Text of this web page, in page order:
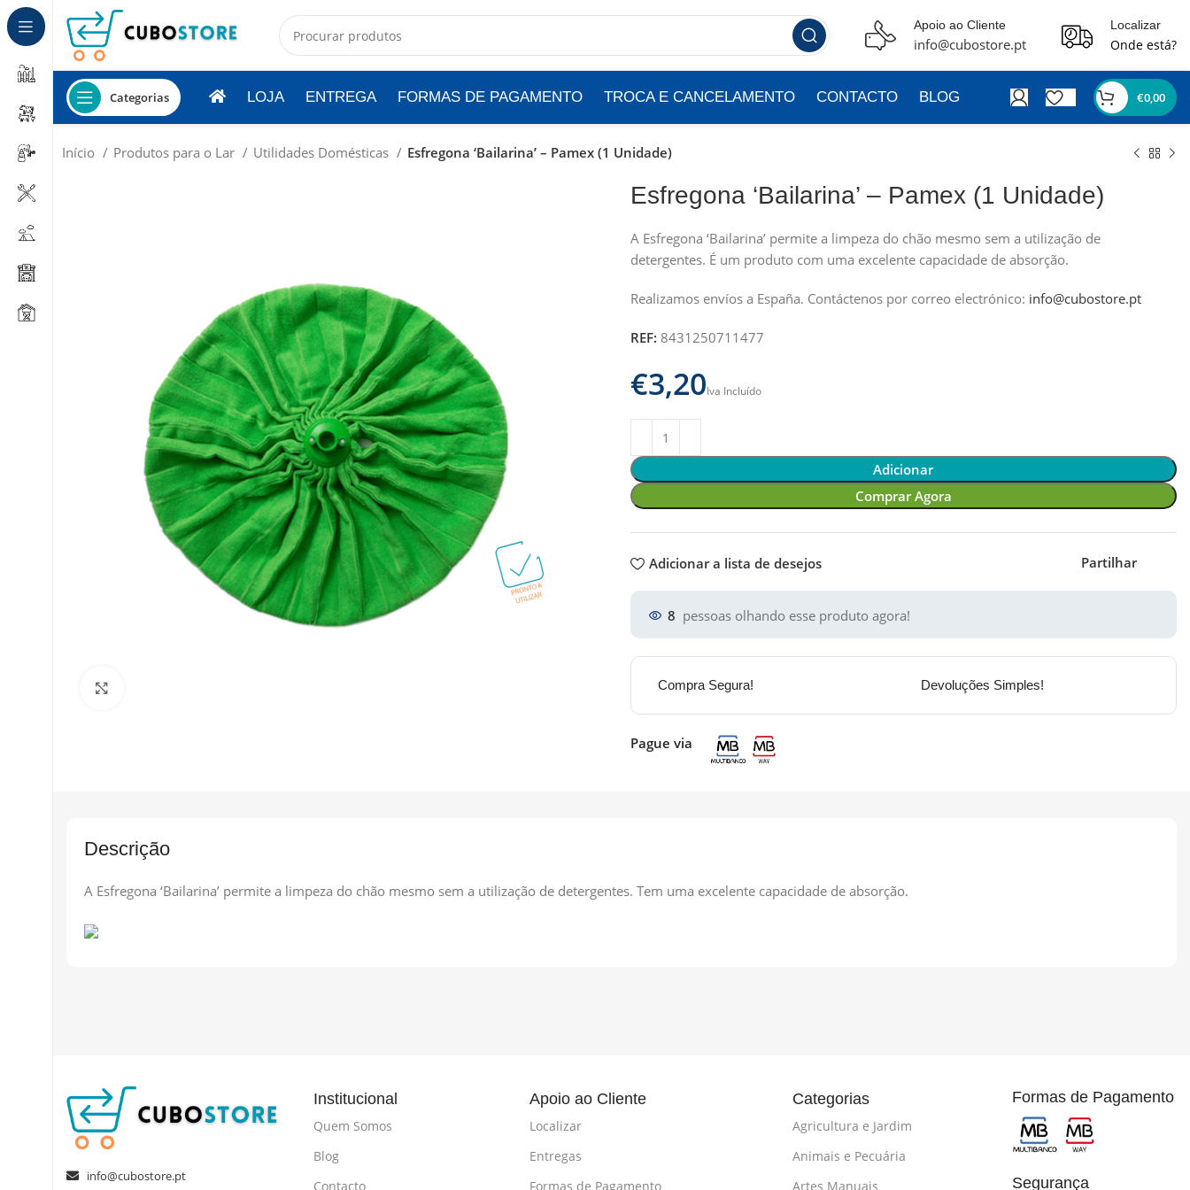
Apoio ao Cliente
info@cubostore.pt
Localizar
Onde está?
Categorias LOJA ENTREGA FORMAS DE PAGAMENTO TROCA E CANCELAMENTO CONTACTO BLOG €0,00
Início Produtos para o Lar Utilidades Domésticas Esfregona ‘Bailarina’ – Pamex (1 Unidade)
Esfregona ‘Bailarina’ – Pamex (1 Unidade)
A Esfregona ‘Bailarina’ permite a limpeza do chão mesmo sem a utilização de
detergentes. É um produto com uma excelente capacidade de absorção.
Realizamos envíos a España. Contáctenos por correo electrónico: info@cubostore.pt
REF: 8431250711477
€
Adicionar
Comprar Agora
Adicionar a lista de desejos Partilhar
8 pessoas olhando esse produto agora!
Compra Segura! Devoluções Simples!
Pague via
Descrição
A Esfregona ‘Bailarina’ permite a limpeza do chão mesmo sem a utilização de detergentes. Tem uma excelente capacidade de absorção.
info@cubostore.pt
Institucional
Quem Somos
Blog
Contacto
Apoio ao Cliente
Localizar
Entregas
Formas de Pagamento
Categorias
Agricultura e Jardim
Animais e Pecuária
Artes Manuais
Formas de Pagamento
Segurança